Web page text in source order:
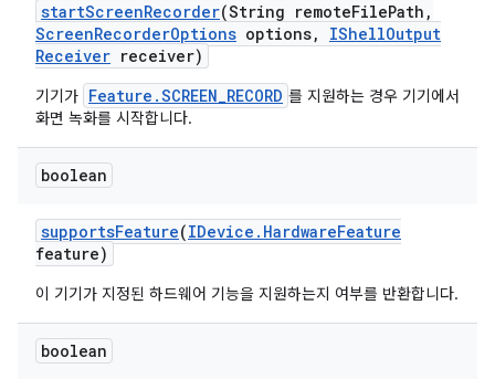
startScreenRecorder(String remoteFilePath ,
ScreenRecorderOptions options, IShellOutput
Receiver receiver)
기기가 Feature.SCREEN_RECORD 를 지원하는 경우 기기에서
화면 녹화를 시작합니다.
boolean
supportsFeature(IDevice . HardwareFeature
feature)
이 기기가 지정된 하드웨어 기능을 지원하는지 여부를 반환합니다.
boolean